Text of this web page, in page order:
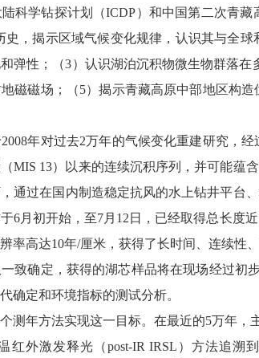
学钻探计划（ICDP）和中国第二次青藏
，揭示区域气候变化规律，认识其与全
弹性；（3）认识湖泊沉积物微生物群落
磁磁场；（5）揭示青藏高原中部地区构
年对过去2万年的气候变化重建研究，经
MIS 13）以来的连续沉积序列，并可能蕴
通过在国内制造稳定抗风的水上钻井平台
6月初开始，至7月12日，已经取得总长度
率高达10年/厘米，获得了长时间、连续性
确定，获得的湖芯样品将在现场经过初
确定和环境指标的测试分析。
年方法实现这一目标。在最近的5万年，
红外激发释光（post-IR IRSL）方法追溯